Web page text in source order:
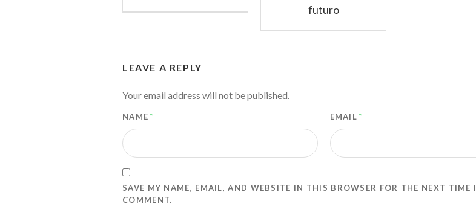
futuro
LEAVE A REPLY
Your email address will not be published.
NAME * EMAIL*
SAVE MY NAME, EMAIL, AND WEBSITE IN THIS BROWSER FOR THE NEXT TIME I
COMMENT.